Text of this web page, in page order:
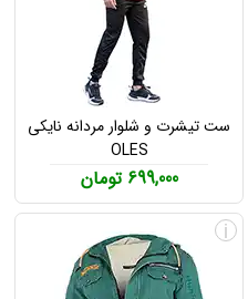
ست تیشرت و شلوار مردانه نایکی
OLES
699,000 تومان
i